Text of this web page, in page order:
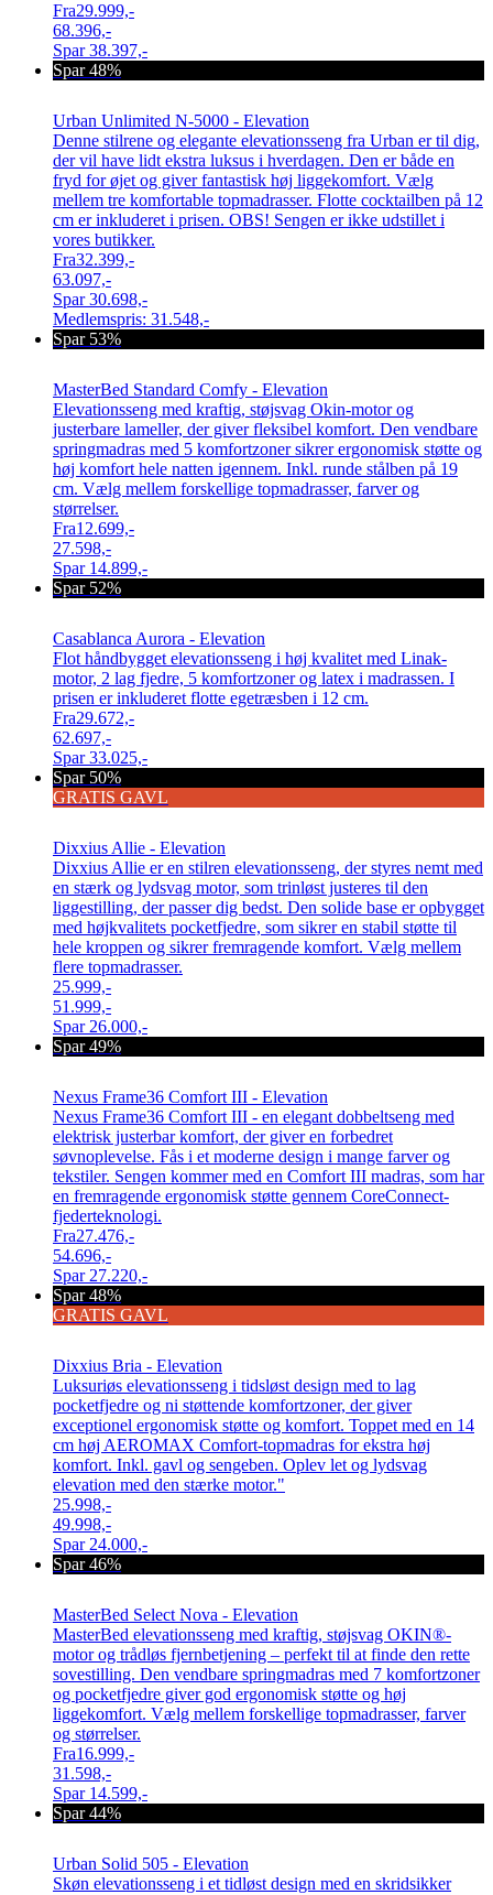
Fra29.999,-
68.396,-
Spar38.397,-
Spar 48%
Urban Unlimited N-5000 - Elevation
Denne stilrene og elegante elevationsseng fra Urban er til dig,
der vil have lidt ekstra luksus i hverdagen. Den er både en
fryd for øjet og giver fantastisk høj liggekomfort. Vælg
mellem tre komfortable topmadrasser. Flotte cocktailben på 12
cm er inkluderet i prisen. OBS! Sengen er ikke udstillet i
vores butikker.
Fra32.399,-
63.097,-
Spar30.698,-
Medlemspris: 31.548,-
Spar 53%
MasterBed Standard Comfy - Elevation
Elevationsseng med kraftig, støjsvag Okin-motor og
justerbare lameller, der giver fleksibel komfort. Den vendbare
springmadras med 5 komfortzoner sikrer ergonomisk støtte og
høj komfort hele natten igennem. Inkl. runde stålben på 19
cm. Vælg mellem forskellige topmadrasser, farver og
størrelser.
Fra12.699,-
27.598,-
Spar 14.899,-
Spar 52%
Casablanca Aurora - Elevation
Flot håndbygget elevationsseng i høj kvalitet med Linak-
motor, 2 lag fjedre, 5 komfortzoner og latex i madrassen. I
prisen er inkluderet flotte egetræsben i 12 cm.
Fra29.672,-
62.697,-
Spar33.025,-
Spar 50%
GRATIS GAVL
Dixxius Allie - Elevation
Dixxius Allie er en stilren elevationsseng, der styres nemt med
en stærk og lydsvag motor, som trinløst justeres til den
liggestilling, der passer dig bedst. Den solide base er opbygget
med højkvalitets pocketfjedre, som sikrer en stabil støtte til
hele kroppen og sikrer fremragende komfort. Vælg mellem
flere topmadrasser.
25.999,-
51.999,-
Spar 26.000,-
Spar 49%
Nexus Frame36 Comfort III - Elevation
Nexus Frame36 Comfort III - en elegant dobbeltseng med
elektrisk justerbar komfort, der giver en forbedret
søvnoplevelse. Fås i et moderne design i mange farver og
tekstiler. Sengen kommer med en Comfort III madras, som har
en fremragende ergonomisk støtte gennem CoreConnect-
fjederteknologi.
Fra27.476,-
54.696,-
Spar 27.220,-
Spar 48%
GRATIS GAVL
Dixxius Bria - Elevation
Luksuriøs elevationsseng i tidsløst design med to lag
pocketfjedre og ni støttende komfortzoner, der giver
exceptionel ergonomisk støtte og komfort. Toppet med en 14
cm høj AEROMAX Comfort-topmadras for ekstra høj
komfort. Inkl. gavl og sengeben. Oplev let og lydsvag
elevation med den stærke motor."
25.998,-
49.998,-
Spar 24.000,-
Spar 46%
MasterBed Select Nova - Elevation
MasterBed elevationsseng med kraftig, støjsvag OKIN®-
motor og trådløs fjernbetjening – perfekt til at finde den rette
sovestilling. Den vendbare springmadras med 7 komfortzoner
og pocketfjedre giver god ergonomisk støtte og høj
liggekomfort. Vælg mellem forskellige topmadrasser, farver
og størrelser.
Fra16.999,-
31.598,-
Spar 14.599,-
Spar 44%
Urban Solid 505 - Elevation
Skøn elevationsseng i et tidløst design med en skridsikker